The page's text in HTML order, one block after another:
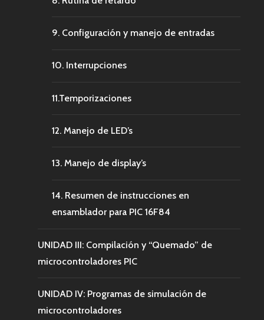
9. Configuración y manejo de entradas
10. Interrupciones
11.Temporizaciones
12. Manejo de LED’s
13. Manejo de display’s
14. Resumen de instrucciones en
ensamblador para PIC 16F84
UNIDAD III: Compilación y “Quemado” de
microcontroladores PIC
UNIDAD IV: Programas de simulación de
microcontroladores